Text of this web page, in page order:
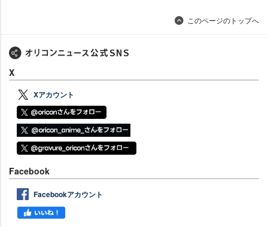
このページのトップへ
X
Xアカウント
Facebook
Facebookアカウント